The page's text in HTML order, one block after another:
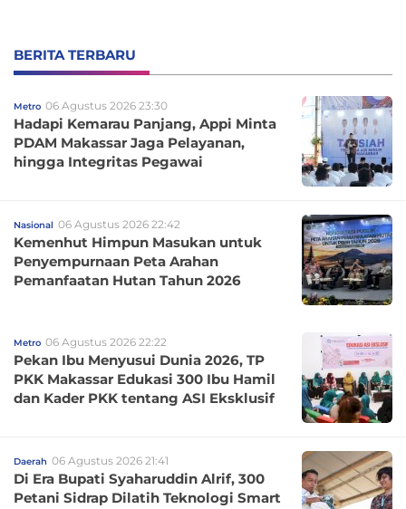
BERITA TERBARU
Metro 06 Agustus 2026 23:30
Hadapi Kemarau Panjang, Appi Minta
PDAM Makassar Jaga Pelayanan,
hingga Integritas Pegawai
Nasional 06 Agustus 2026 22:42
Kemenhut Himpun Masukan untuk
Penyempurnaan Peta Arahan
Pemanfaatan Hutan Tahun 2026
Metro 06 Agustus 2026 22:22
Pekan Ibu Menyusui Dunia 2026, TP
PKK Makassar Edukasi 300 Ibu Hamil
dan Kader PKK tentang ASI Eksklusif
Daerah 06 Agustus 2026 21:41
Di Era Bupati Syaharuddin Alrif, 300
Petani Sidrap Dilatih Teknologi Smart